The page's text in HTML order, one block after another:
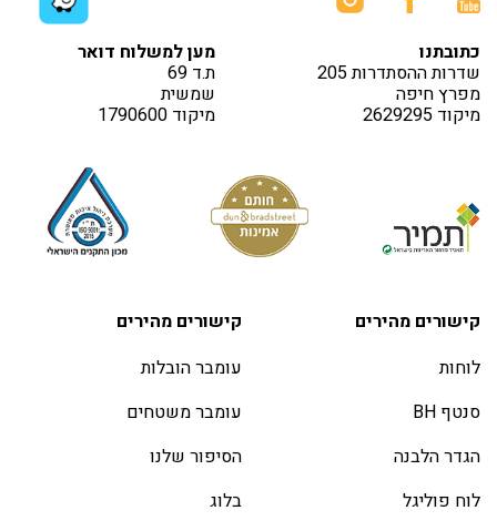
כתובתנו
שדרות ההסתדרות 205
מפרץ חיפה
מיקוד 2629295
מען למשלוח דואר
ת.ד 69
שמשית
מיקוד 1790600
קישורים מהירים
לוחות
סנטף BH
הגדר הלבנה
לוח פוליגל
קישורים מהירים
עומבר הובלות
עומבר משטחים
הסיפור שלנו
בלוג